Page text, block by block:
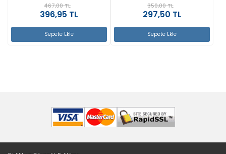
467,00 TL
396,95 TL
Sepete Ekle
350,00 TL
297,50 TL
Sepete Ekle